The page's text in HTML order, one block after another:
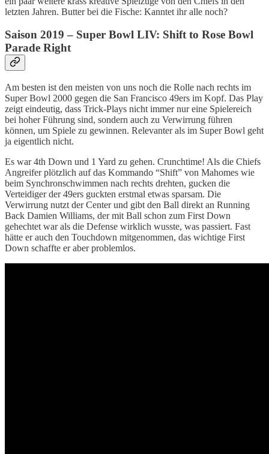
letzten Jahren. Butter bei die Fische: Kanntet ihr alle noch?
Saison 2019 – Super Bowl LIV: Shift to Rose Bowl
Parade Right
Am besten ist den meisten von uns noch die Rolle nach rechts im
Super Bowl 2000 gegen die San Francisco 49ers im Kopf. Das Play
zeigt eindeutig, dass Trick-Plays nicht immer nur eine Spielereich
bei hoher Führung sind, sondern auch zu Verwirrung führen
können, um Spiele zu gewinnen. Relevanter als im Super Bowl geht
ja eigentlich nicht.
Es war 4th Down und 1 Yard zu gehen. Crunchtime! Als die Chiefs
Angreifer plötzlich auf das Kommando “Shift” von Mahomes wie
beim Synchronschwimmen nach rechts drehten, gucken die
Verteidiger der 49ers guckten erstmal etwas sparsam. Die
Verwirrung nutzt der Center und gibt den Ball direkt an Running
Back Damien Williams, der mit Ball schon zum First Down
gehechtet war als die Defense wirklich wusste, was passiert. Fast
hätte er auch den Touchdown mitgenommen, das wichtige First
Down schaffte er aber problemlos.